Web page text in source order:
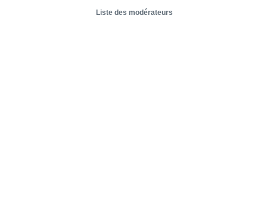
Liste des modérateurs